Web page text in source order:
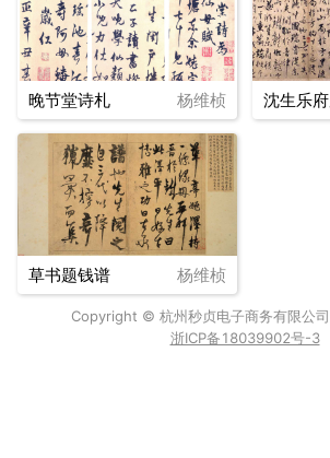
晚节堂诗札 杨维桢 沈生乐
草书题钱谱 杨维桢
Copyright © 杭州秒贞电子商务有限公
浙ICP备18039902号-3